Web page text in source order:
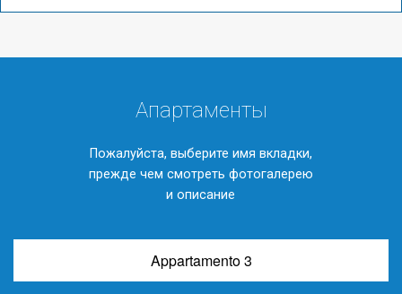
Апартаменты
Пожалуйста, выберите имя вкладки,
прежде чем смотреть фотогалерею
и описание
Appartamento 3